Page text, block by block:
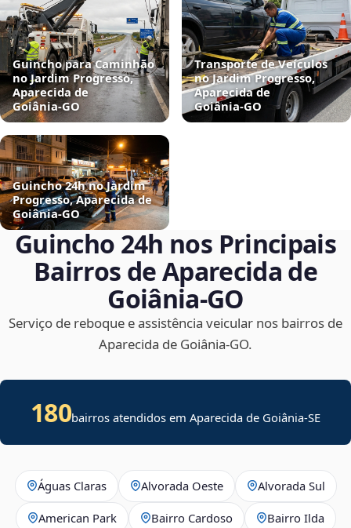
Guincho para Caminhão
no Jardim Progresso,
Aparecida de
Goiânia‑GO
Transporte de Veículos
no Jardim Progresso,
Aparecida de
Goiânia‑GO
Guincho 24h no Jardim
Progresso, Aparecida de
Goiânia‑GO
Guincho 24h nos Principais
Bairros de Aparecida de
Goiânia‑GO
Serviço de reboque e assistência veicular nos bairros de
Aparecida de Goiânia‑GO.
180bairros atendidos emAparecida de Goiânia-SE
Águas Claras Alvorada Oeste Alvorada Sul
American Park Bairro Cardoso Bairro Ilda